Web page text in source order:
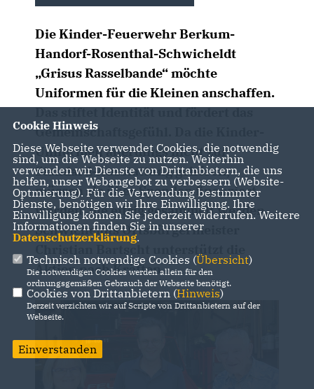
Die Kinder-Feuerwehr Berkum-
Handorf-Rosenthal-Schwicheldt
Grisus Rasselbande“ möchte
Uniformen für die Kleinen anschaffen.
Das stiftet Identität und fördert das
Gemeinschaftsgefühl. Da die Kinder-
Uniformen allerdings nicht zur
Standard-Ausstattung gehören,
müssen sie über Spenden finanziert
werden, die eifrig gesammelt werden.
Schwicheldts Ortsbürgermeister
Aktion nach Kräften.
Cookie Hinweis
Diese Webseite verwendet Cookies, die notwendig
sind, um die Webseite zu nutzen. Weiterhin
verwenden wir Dienste von Drittanbietern, die uns
helfen, unser Webangebot zu verbessern (Website-
Optmierung). Für die Verwendung bestimmter
Dienste, benötigen wir Ihre Einwilligung. Ihre
Einwilligung können Sie jederzeit widerrufen. Weitere
Informationen finden Sie in unserer
Datenschutzerklärung.
Technisch notwendige Cookies (Übersicht)
Die notwendigen Cookies werden allein für den
ordnungsgemäßen Gebrauch der Webseite benötigt.
Cookies von Drittanbietern (Hinweis)
Derzeit verzichten wir auf Scripte von Drittanbietern auf der
Webseite.
Einverstanden